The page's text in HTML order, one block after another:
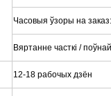
Часовыя ўзоры на
Вяртанне часткі /
12-18 рабочых дзён